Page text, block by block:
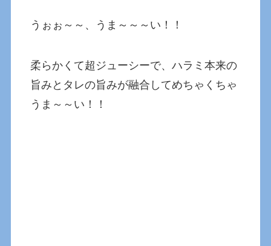
うぉぉ～～、うま～～～い！！
柔らかくて超ジューシーで、ハラミ本来の
旨みとタレの旨みが融合してめちゃくちゃ
うま～～い！！